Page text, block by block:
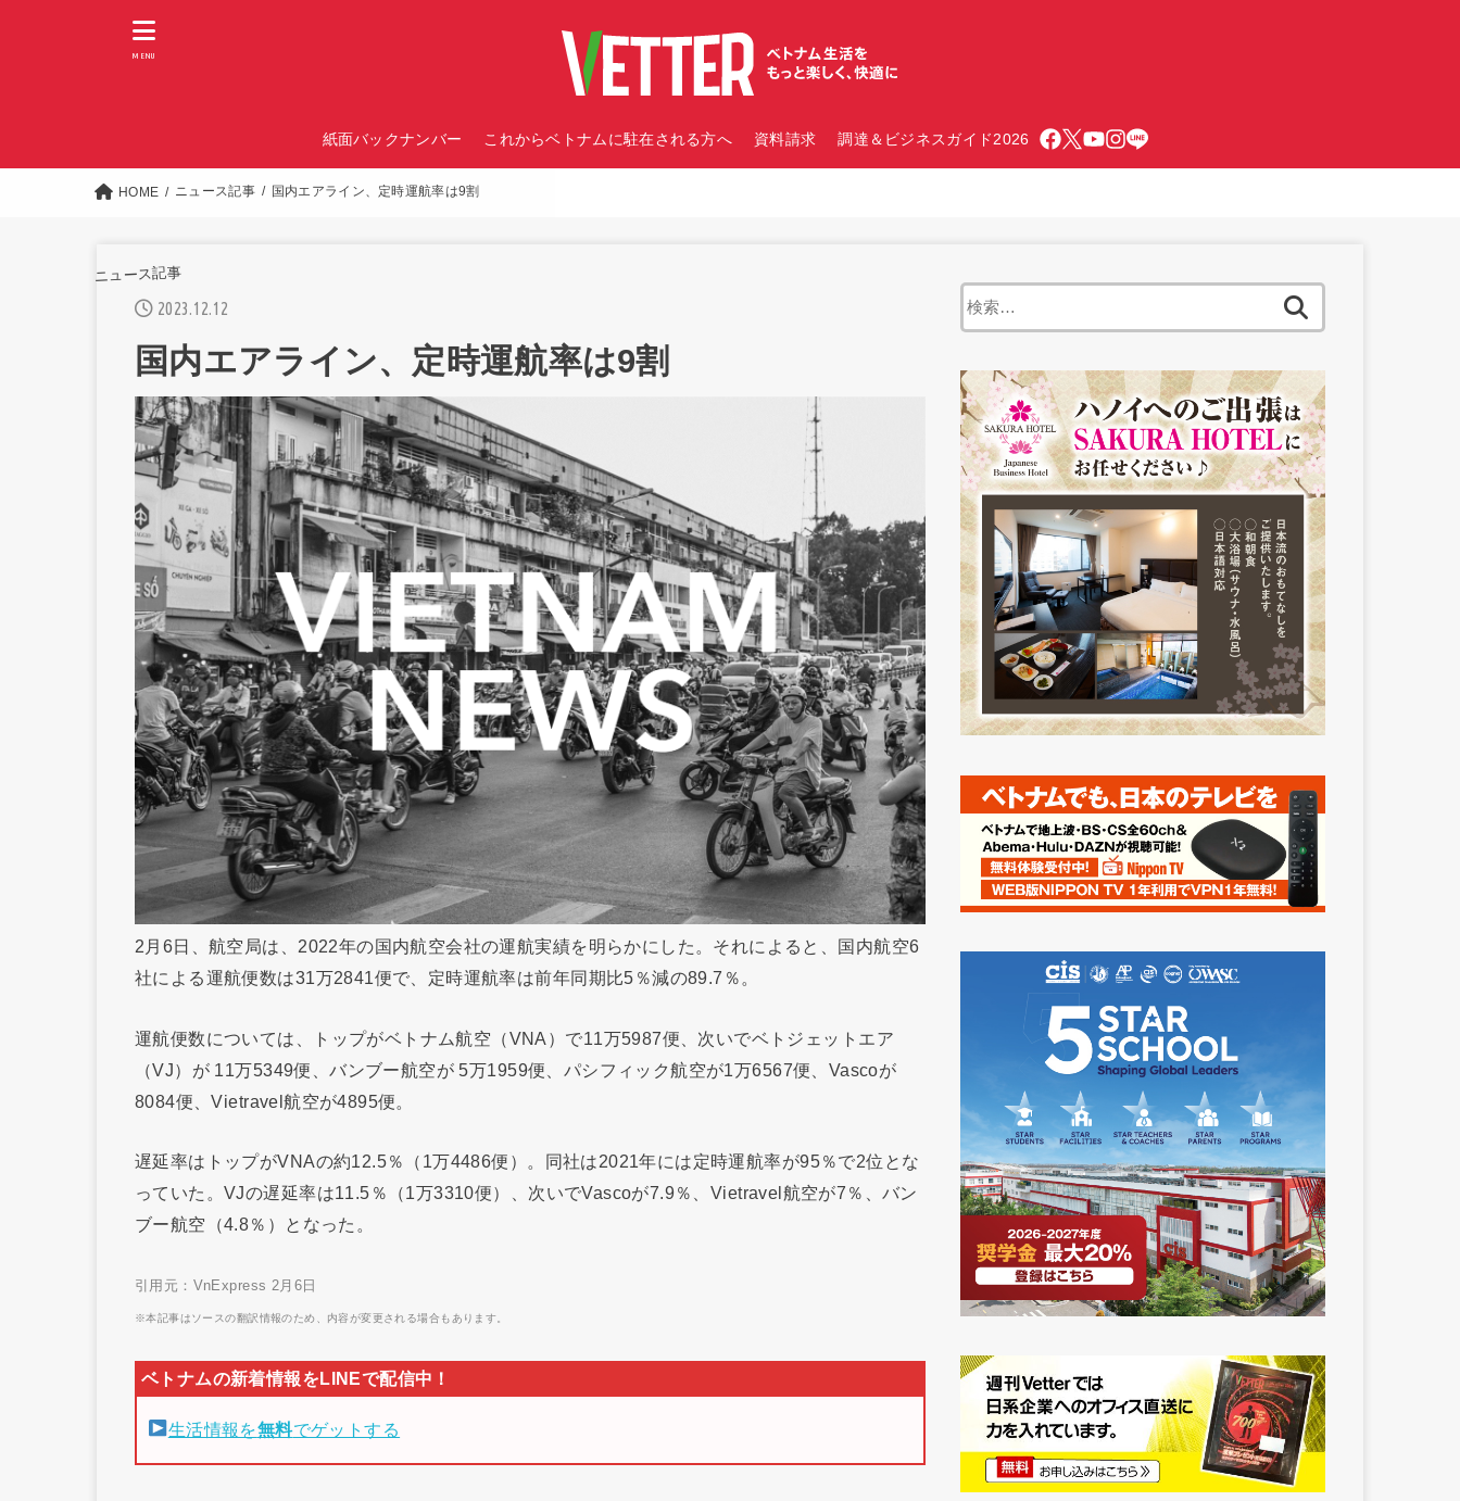
紙面バックナンバー これからベトナムに駐在される方へ 資料請求 調達＆ビジネスガイド2026
MENU
HOME ニュース記事 国内エアライン、定時運航率は9割
ニュース記事
2023.12.12
国内エアライン、定時運航率は9割
2月6日、航空局は、2022年の国内航空会社の運航実績を明らかにした。それによると、国内航空6
社による運航便数は31万2841便で、定時運航率は前年同期比5％減の89.7％。
運航便数については、トップがベトナム航空（VNA）で11万5987便、次いでベトジェットエア
（VJ）が 11万5349便、バンブー航空が 5万1959便、パシフィック航空が1万6567便、Vascoが
8084便、Vietravel航空が4895便。
遅延率はトップがVNAの約12.5％（1万4486便）。同社は2021年には定時運航率が95％で2位とな
っていた。VJの遅延率は11.5％（1万3310便）、次いでVascoが7.9％、Vietravel航空が7％、バン
ブー航空（4.8％）となった。
引用元：VnExpress 2月6日
※本記事はソースの翻訳情報のため、内容が変更される場合もあります。
生活情報を無料でゲットする